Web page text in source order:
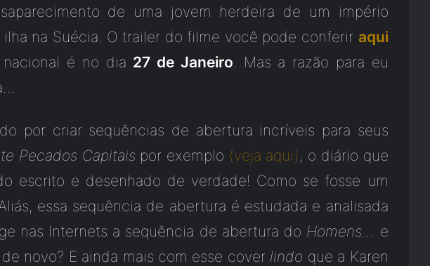
de uma jovem herdeira de um império
na Suécia. O trailer do filme você pode conferir aqui
é no dia 27 de Janeiro. Mas a razão para eu
por criar sequências de abertura incríveis para seus
Pecados Capitaispor exemplo (veja aqui) , o diário que
escrito e desenhado de verdade! Como se fosse um
essa sequência de abertura é estudada e analisada
nas Internets a sequência de abertura do Homens… e
novo? E ainda mais com esse cover lindo que a Karen